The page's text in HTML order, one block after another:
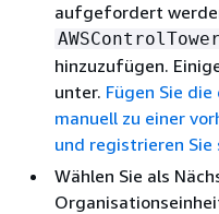
aufgefordert
hinzuzufügen.
unter. Fügen Sie
manuell zu einer
und registrieren Sie
Wählen Sie als